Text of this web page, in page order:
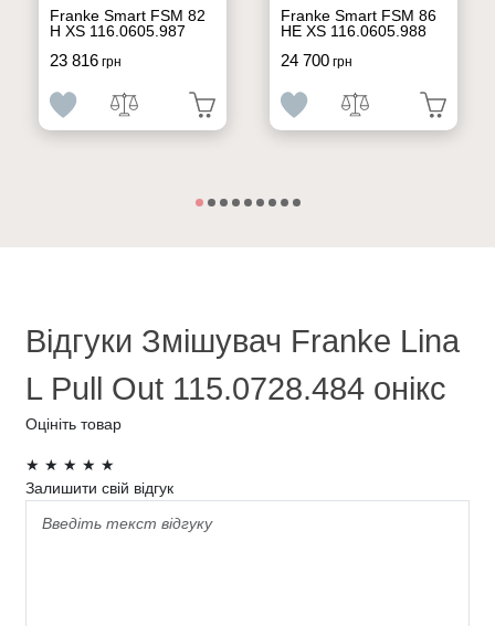
Franke Smart FSM 82
H XS 116.0605.987
23 816грн
Franke Smart FSM 86
HE XS 116.0605.988
24 700грн
Відгуки Змішувач Franke Lina
L Pull Out 115.0728.484 онікс
Оцініть товар
★ ★ ★ ★ ★
Залишити свій відгук